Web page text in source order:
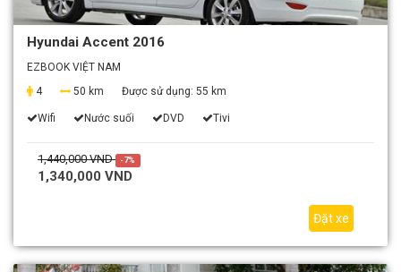
Hyundai Accent 2016
EZBOOK VIỆT NAM
4
50 km Được sử dụng: 55 km
Wifi Nước suối DVD Tivi
1,440,000 VND -7%
1,340,000 VND
Đặt xe